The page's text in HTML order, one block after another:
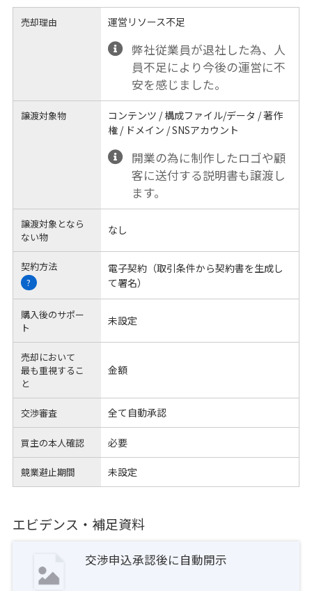
売却理由 運営リソース不足
弊社従業員が退社した為、人
員不足により今後の運営に不
安を感じました。
譲渡対象物
コンテンツ / 構成ファイル/データ / 著作
権 / ドメイン / SNSアカウント
開業の為に制作したロゴや顧
客に送付する説明書も譲渡し
ます。
譲渡対象となら
ない物
なし
契約方法
?
電子契約（取引条件から契約書を生成し
て署名）
購入後のサポー
ト
未設定
売却において
最も重視するこ
と
金額
交渉審査 全て自動承認
買主の本人確認 必要
競業避止期間 未設定
エビデンス・補足資料
交渉申込承認後に自動開示